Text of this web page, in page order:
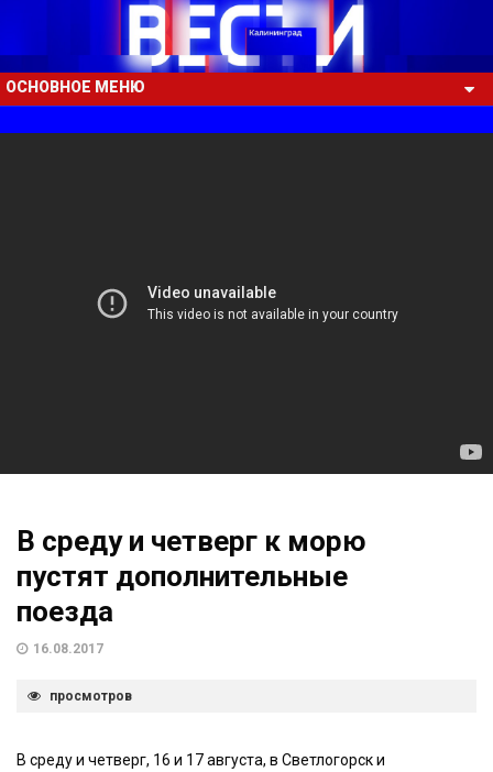
ОСНОВНОЕ МЕНЮ
В среду и четверг к морю
пустят дополнительные
поезда
16.08.2017
просмотров
В среду и четверг, 16 и 17 августа, в Светлогорск и